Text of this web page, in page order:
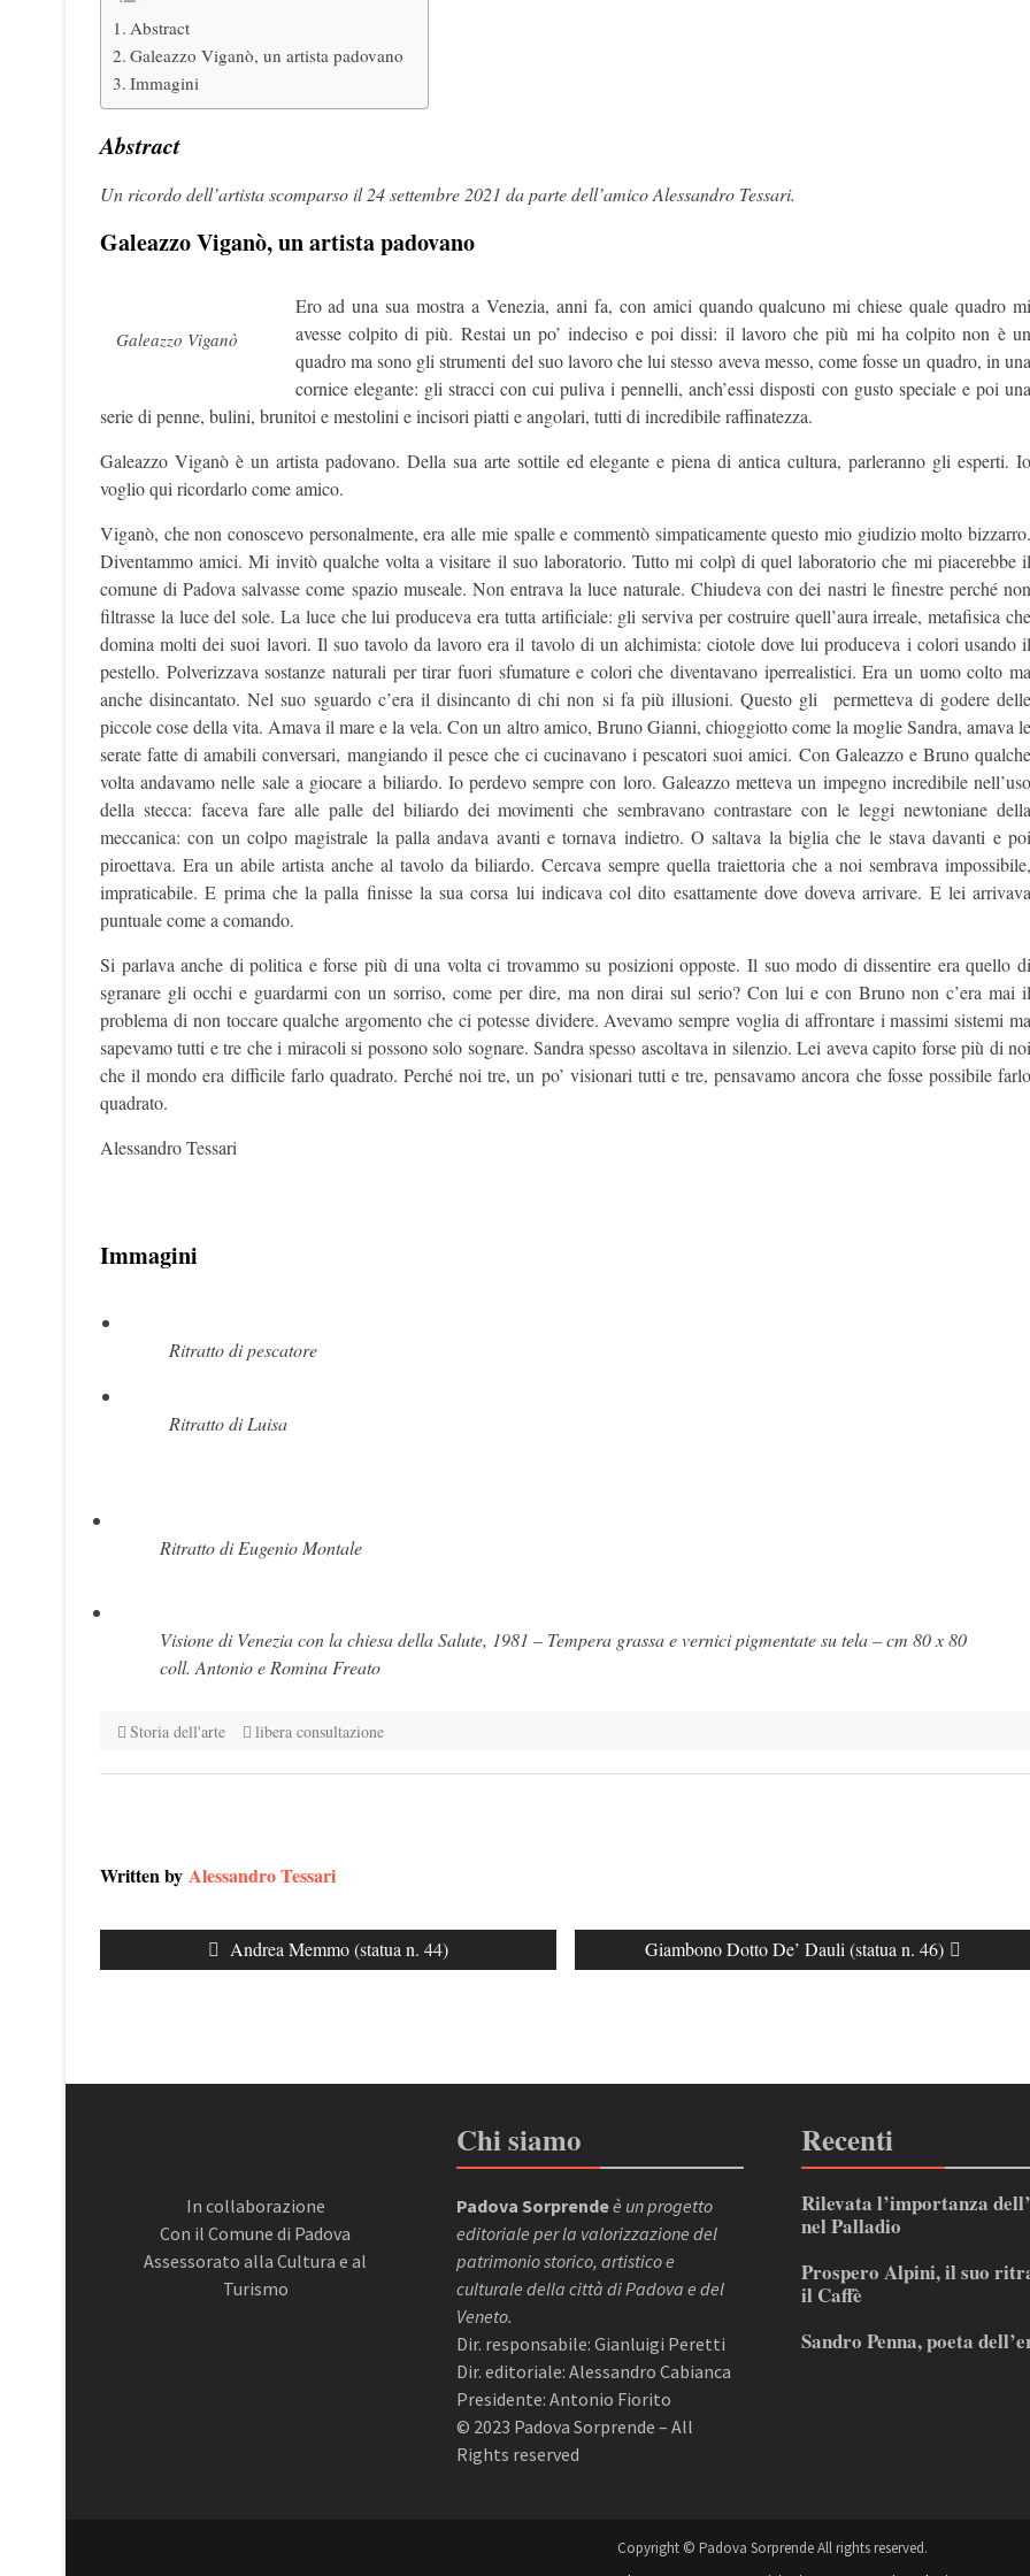
Abstract
Galeazzo Viganò, un artista padovano
Immagini
Abstract
Un ricordo dell’artista scomparso il 24 settembre 2021 da parte dell’amico Alessandro Tessari.
Galeazzo Viganò, un artista padovano
Galeazzo Viganò
Ero ad una sua mostra a Venezia, anni fa, con amici quando qualcuno mi chiese quale quadro mi
avesse colpito di più. Restai un po’ indeciso e poi dissi: il lavoro che più mi ha colpito non è un
quadro ma sono gli strumenti del suo lavoro che lui stesso aveva messo, come fosse un quadro, in una
cornice elegante: gli stracci con cui puliva i pennelli, anch’essi disposti con gusto speciale e poi una
serie di penne, bulini, brunitoi e mestolini e incisori piatti e angolari, tutti di incredibile raffinatezza.
Galeazzo Viganò è un artista padovano. Della sua arte sottile ed elegante e piena di antica cultura, parleranno gli esperti. Io
voglio qui ricordarlo come amico.
Viganò, che non conoscevo personalmente, era alle mie spalle e commentò simpaticamente questo mio giudizio molto bizzarro.
Diventammo amici. Mi invitò qualche volta a visitare il suo laboratorio. Tutto mi colpì di quel laboratorio che mi piacerebbe il
comune di Padova salvasse come spazio museale. Non entrava la luce naturale. Chiudeva con dei nastri le finestre perché non
filtrasse la luce del sole. La luce che lui produceva era tutta artificiale: gli serviva per costruire quell’aura irreale, metafisica che
domina molti dei suoi lavori. Il suo tavolo da lavoro era il tavolo di un alchimista: ciotole dove lui produceva i colori usando il
pestello. Polverizzava sostanze naturali per tirar fuori sfumature e colori che diventavano iperrealistici. Era un uomo colto ma
anche disincantato. Nel suo sguardo c’era il disincanto di chi non si fa più illusioni. Questo gli permetteva di godere delle
piccole cose della vita. Amava il mare e la vela. Con un altro amico, Bruno Gianni, chioggiotto come la moglie Sandra, amava le
serate fatte di amabili conversari, mangiando il pesce che ci cucinavano i pescatori suoi amici. Con Galeazzo e Bruno qualche
volta andavamo nelle sale a giocare a biliardo. Io perdevo sempre con loro. Galeazzo metteva un impegno incredibile nell’uso
della stecca: faceva fare alle palle del biliardo dei movimenti che sembravano contrastare con le leggi newtoniane della
meccanica: con un colpo magistrale la palla andava avanti e tornava indietro. O saltava la biglia che le stava davanti e poi
piroettava. Era un abile artista anche al tavolo da biliardo. Cercava sempre quella traiettoria che a noi sembrava impossibile,
impraticabile. E prima che la palla finisse la sua corsa lui indicava col dito esattamente dove doveva arrivare. E lei arrivava
puntuale come a comando.
Si parlava anche di politica e forse più di una volta ci trovammo su posizioni opposte. Il suo modo di dissentire era quello di
sgranare gli occhi e guardarmi con un sorriso, come per dire, ma non dirai sul serio? Con lui e con Bruno non c’era mai il
problema di non toccare qualche argomento che ci potesse dividere. Avevamo sempre voglia di affrontare i massimi sistemi ma
sapevamo tutti e tre che i miracoli si possono solo sognare. Sandra spesso ascoltava in silenzio. Lei aveva capito forse più di noi
che il mondo era difficile farlo quadrato. Perché noi tre, un po’ visionari tutti e tre, pensavamo ancora che fosse possibile farlo
quadrato.
Alessandro Tessari
Immagini
Ritratto di pescatore
Ritratto di Luisa
Ritratto di Eugenio Montale
Visione di Venezia con la chiesa della Salute, 1981 – Tempera grassa e vernici pigmentate su tela – cm 80 x 80
coll. Antonio e Romina Freato
Storia dell'arte libera consultazione
Written by Alessandro Tessari
Navigazione
articoli
Previous
post:
Andrea Memmo (statua n. 44)
Next
post:
Giambono Dotto De’ Dauli (statua n. 46)
In collaborazione
Con il Comune di Padova
Assessorato alla Cultura e al
Turismo
Chi siamo
Padova Sorprendeè un progetto
editoriale per la valorizzazione del
patrimonio storico, artistico e
culturale della città di Padova e del
Veneto.
Dir. responsabile: Gianluigi Peretti
Dir. editoriale: Alessandro Cabianca
Presidente: Antonio Fiorito
© 2023 Padova Sorprende – All
Rights reserved
Recenti
Rilevata l’importanza
nel Palladio
Prospero Alpini, il suo
il Caffè
Sandro Penna, poeta
Copyright © Padova Sorprende All rights reserved.